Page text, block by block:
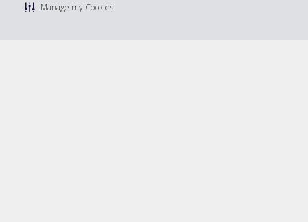
Manage my Cookies
Manage cookie preferences